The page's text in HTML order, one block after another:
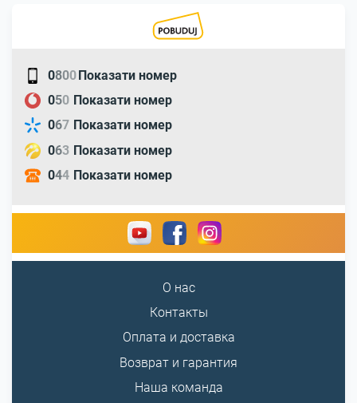
0800Показати номер
050 Показати номер
067 Показати номер
063 Показати номер
044 Показати номер
О нас
Контакты
Оплата и доставка
Возврат и гарантия
Наша команда